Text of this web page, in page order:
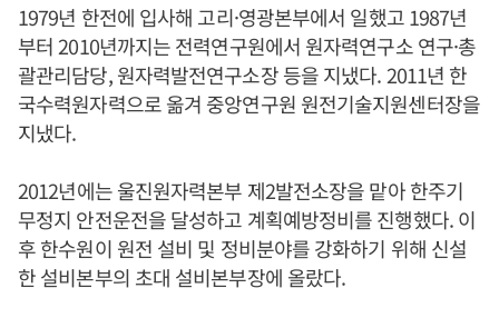
1979년 한전에 입사해 고리·영광본부에서 일했고 1987년
부터 2010년까지는 전력연구원에서 원자력연구소 연구·총
괄관리담당, 원자력발전연구소장 등을 지냈다. 2011년 한
국수력원자력으로 옮겨 중앙연구원 원전기술지원센터장을
지냈다.
2012년에는 울진원자력본부 제2발전소장을 맡아 한주기
무정지 안전운전을 달성하고 계획예방정비를 진행했다. 이
후 한수원이 원전 설비 및 정비분야를 강화하기 위해 신설
한 설비본부의 초대 설비본부장에 올랐다.